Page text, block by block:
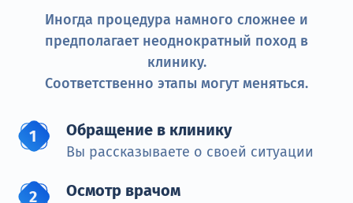
Иногда процедура намного сложнее и
предполагает неоднократный поход в
клинику.
Соответственно этапы могут меняться.
Обращение в клинику
Вы рассказываете о своей ситуации
Осмотр врачом